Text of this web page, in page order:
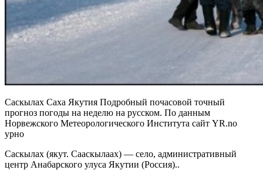
Саскылах Саха Якутия Подробный почасовой точный
прогноз погоды на неделю на русском. По данным
Норвежского Метеорологического Института сайт YR.no
урно
Саскылах (якут. Сааскылаах) — село, административный
центр Анабарского улуса Якутии (Россия)..